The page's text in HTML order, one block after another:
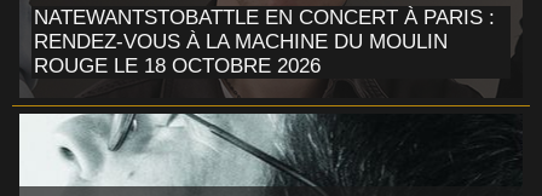
NATEWANTSTOBATTLE EN CONCERT À PARIS :
RENDEZ-VOUS À LA MACHINE DU MOULIN
ROUGE LE 18 OCTOBRE 2026